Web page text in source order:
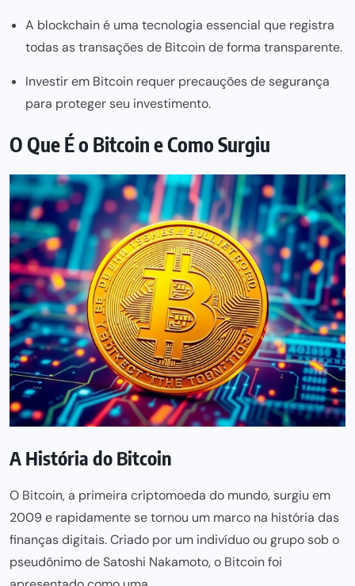
A blockchain é uma tecnologia essencial que registra
todas as transações de Bitcoin de forma transparente.
Investir em Bitcoin requer precauções de segurança
para proteger seu investimento.
O Que É o Bitcoin e Como Surgiu
A História do Bitcoin
O Bitcoin, a primeira criptomoeda do mundo, surgiu em
2009 e rapidamente se tornou um marco na história das
finanças digitais. Criado por um indivíduo ou grupo sob o
pseudônimo de Satoshi Nakamoto, o Bitcoin foi